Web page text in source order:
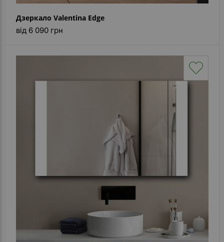
Дзеркало Valentina Edge
від 6 090 грн